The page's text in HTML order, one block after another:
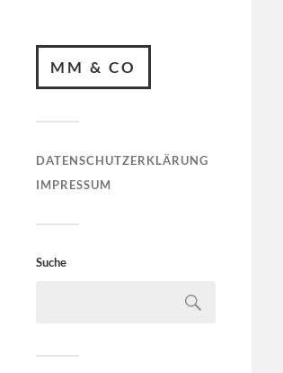
MM & CO
DATENSCHUTZERKLÄRUNG
IMPRESSUM
Suche